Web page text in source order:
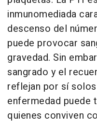
inmunomediada
descenso del
puede provocar
gravedad. Sin
sangrado y el
reflejan por sí
enfermedad puede
quienes conviven